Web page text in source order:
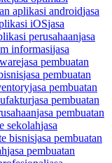
aplikasi androidjasa
iOSjasa
perusahaanjasa
informasijasa
jasa pembuatan
jasa pembuatan
jasa pembuatan
jasa pembuatan
jasa pembuatan
sekolahjasa
bisnisjasa pembuatan
jasa pembuatan